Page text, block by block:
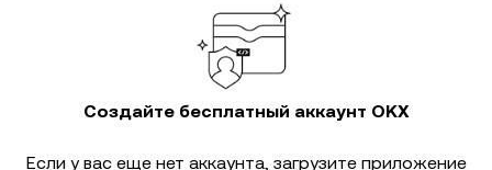
Создайте бесплатный аккаунт OKX
Если у вас еще нет аккаунта, загрузите приложение